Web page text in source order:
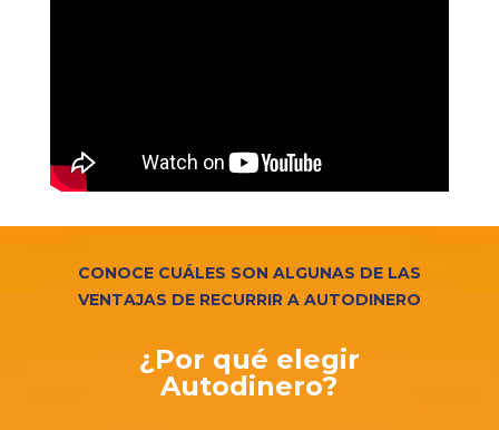
CONOCE CUÁLES SON ALGUNAS DE LAS
VENTAJAS DE RECURRIR A AUTODINERO
¿Por qué elegir
Autodinero?